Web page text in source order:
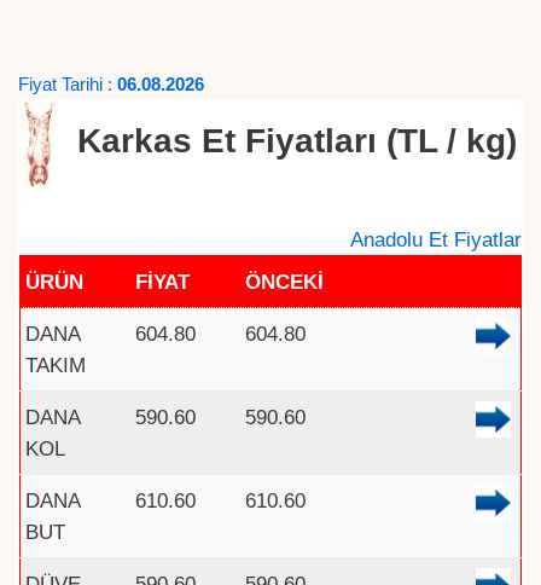
Fiyat Tarihi : 06.08.2026
Karkas Et Fiyatları (TL / kg)
Anadolu Et Fiyatlar
ÜRÜN
FİYAT ÖNCEKİ
DANA
TAKIM
604.80 604.80
DANA
KOL
590.60 590.60
DANA
BUT
610.60 610.60